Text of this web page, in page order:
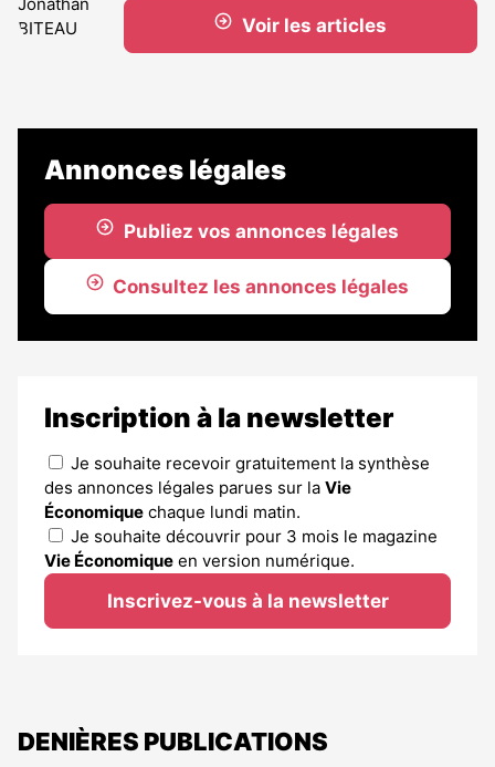
Voir les articles
Annonces légales
Publiez vos annonces légales
Consultez les annonces légales
Inscription à la newsletter
Je souhaite recevoir gratuitement la synthèse
des annonces légales parues sur la Vie
Économique chaque lundi matin.
Je souhaite découvrir pour 3 mois le magazine
Vie Économique en version numérique.
Inscrivez-vous à la newsletter
DENIÈRES PUBLICATIONS